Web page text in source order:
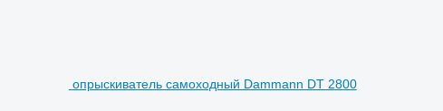
опрыскиватель самоходный Dammann DT 2800